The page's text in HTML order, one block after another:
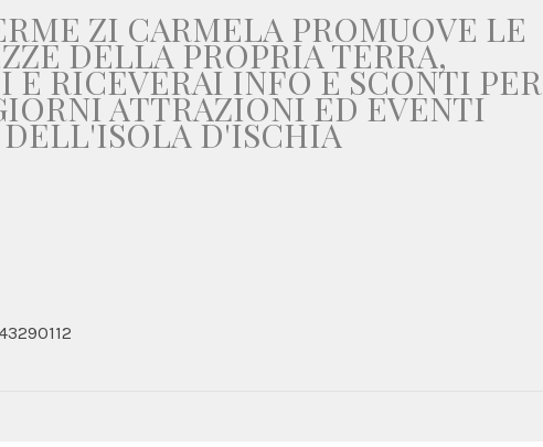
ZI CARMELA PROMUOVE LE
DELLA PROPRIA TERRA,
E RICEVERAI INFO E SCONTI PER
ATTRAZIONI ED EVENTI
DELL'ISOLA D'ISCHIA